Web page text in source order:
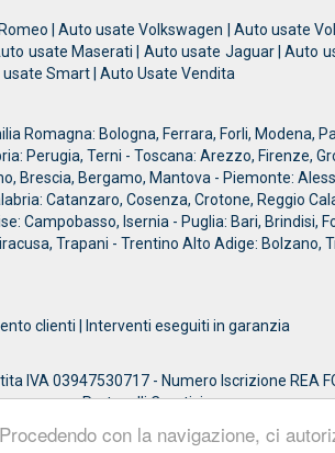
con la navigazione, ci
| Auto usate Volkswagen | Auto usate
usate Maserati | Auto usate Jaguar | Auto
Smart | Auto Usate Vendita
Romagna: Bologna, Ferrara, Forli, Modena,
Perugia, Terni - Toscana: Arezzo, Firenze,
Brescia, Bergamo, Mantova - Piemonte:
Catanzaro, Cosenza, Crotone, Reggio
Campobasso, Isernia - Puglia: Bari, Brindisi,
Trapani - Trentino Alto Adige: Bolzano,
clienti | Interventi eseguiti in garanzia
IVA 03947530717 - Numero Iscrizione REA
Protocolli Creativi